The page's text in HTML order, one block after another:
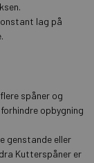
lag på
spåner og
opbygning
genstande eller
Kutterspåner er